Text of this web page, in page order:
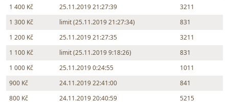
1 400 Kč
25.11.2019 21:27:39
3211
1 300 Kč
limit (25.11.2019 21:27:34)
831
1 200 Kč
25.11.2019 21:27:35
3211
1 100 Kč
limit (25.11.2019 9:18:26)
831
1 000 Kč
25.11.2019 0:24:55
1011
900 Kč
24.11.2019 22:41:00
841
800 Kč
24.11.2019 20:40:59 5215